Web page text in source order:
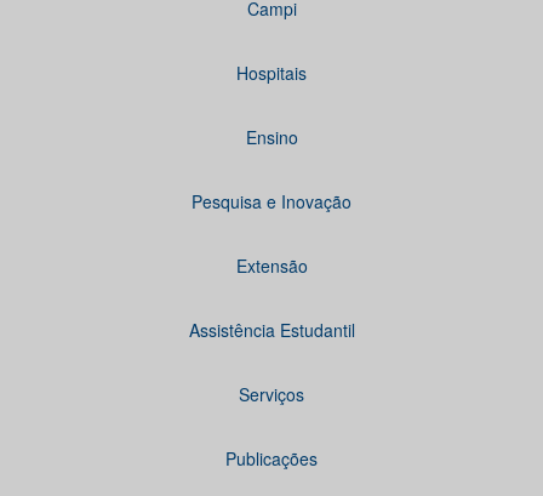
Campi
Hospitais
Ensino
Pesquisa e Inovação
Extensão
Assistência Estudantil
Serviços
Publicações